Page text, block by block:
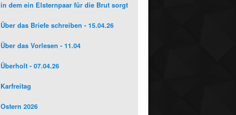
in dem ein Elsternpaar für die Brut sorgt
Über das Briefe schreiben - 15.04.26
Über das Vorlesen - 11.04
Überholt - 07.04.26
Karfreitag
Ostern 2026